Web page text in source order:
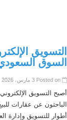
التسويق
السوق
3 مارس، 2026
أصبح التسويق
الباحثون عن عقارات
أطوار للتسويق وإدارة